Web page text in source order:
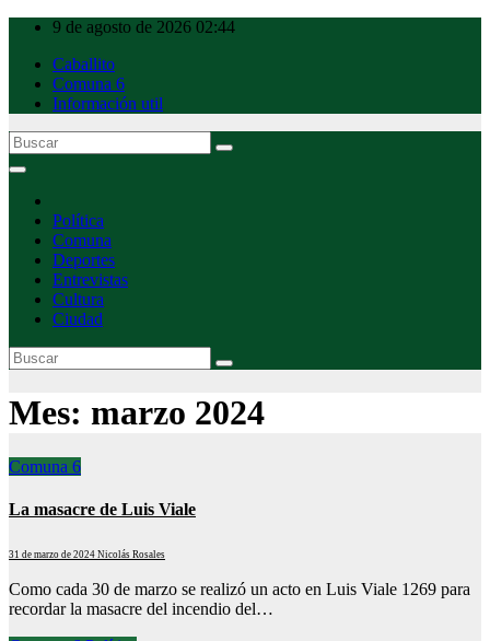
contenido
9 de agosto de 2026 02:44
Caballito
Comuna 6
Información util
Caballito Urbano
Política
Comuna
Deportes
Entrevistas
Cultura
Ciudad
Mes: marzo 2024
Comuna 6
La masacre de Luis Viale
31 de marzo de 2024 Nicolás Rosales
Como cada 30 de marzo se realizó un acto en Luis Viale 1269 para
recordar la masacre del incendio del…